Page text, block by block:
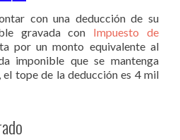
con una deducción de su
gravada con Impuesto de
por un monto equivalente al
imponible que se mantenga
el tope de la deducción es 4 mil